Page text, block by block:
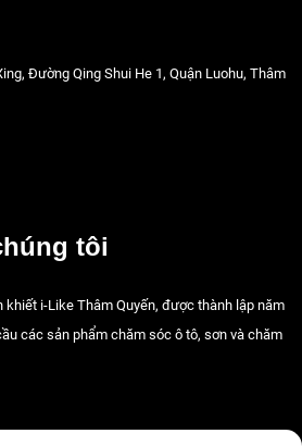
Đường Qing Shui He 1, Quận Luohu, Thâm
tôi
khiết i-Like Thâm Quyến, được thành lập năm
các sản phẩm chăm sóc ô tô, sơn và chăm